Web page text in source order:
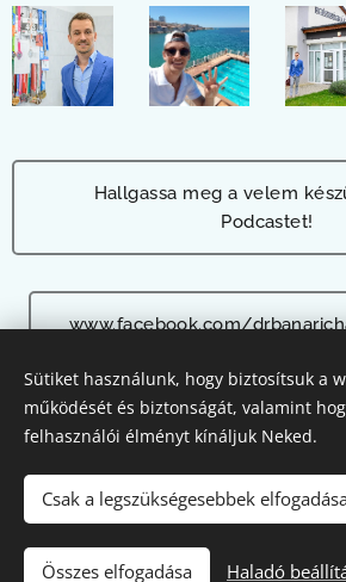
Hallgassa meg a velem
Podcastet!
www.facebook.com/
© 2026 Dr. Bana Richárd | Minden
Az oldalt Dr. Bana Richárd és csapata
Sütiket használunk, hogy biztosítsuk a
működését és biztonságát, valamint
felhasználói élményt kínáljuk Neked.
Csak a legszükségesebbek
Összes elfogadása Haladó